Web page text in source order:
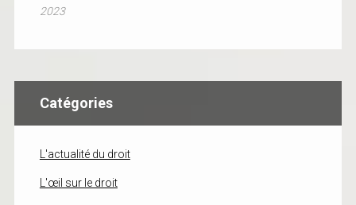
2023
Catégories
L'actualité du droit
L'œil sur le droit